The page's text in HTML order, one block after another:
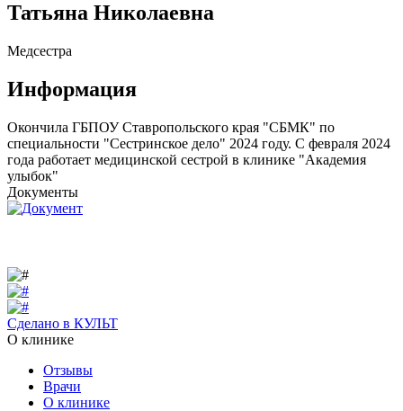
Татьяна Николаевна
Медсестра
Информация
Окончила ГБПОУ Ставропольского края "СБМК" по
специальности "Сестринское дело" 2024 году. С февраля 2024
года работает медицинской сестрой в клинике "Академия
улыбок"
Документы
Сделано в КУЛЬТ
О клинике
Отзывы
Врачи
О клинике